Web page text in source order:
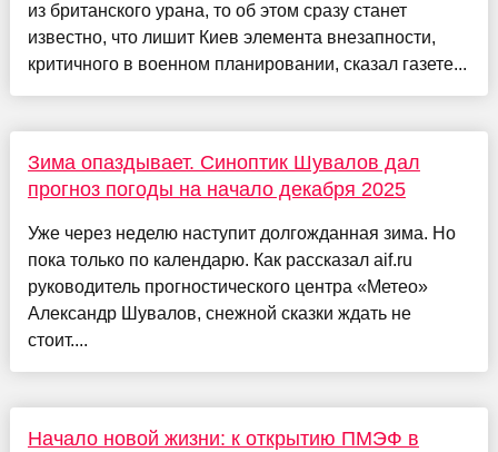
из британского урана, то об этом сразу станет
известно, что лишит Киев элемента внезапности,
критичного в военном планировании, сказал газете...
Зима опаздывает. Синоптик Шувалов дал
прогноз погоды на начало декабря 2025
Уже через неделю наступит долгожданная зима. Но
пока только по календарю. Как рассказал aif.ru
руководитель прогностического центра «Метео»
Александр Шувалов, снежной сказки ждать не
стоит....
Начало новой жизни: к открытию ПМЭФ в